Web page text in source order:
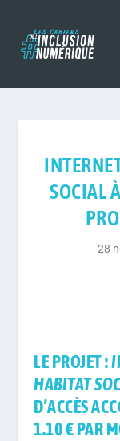
SOCIAL
28
LE PROJET :
HABITAT
D’ACCÈS
1.10 € PAR